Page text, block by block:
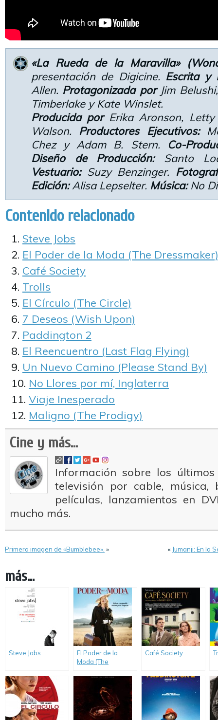
«La Rueda de la Maravilla»
presentación de Digicine. Escrita y
Allen. Protagonizada porJim
Timberlake y Kate Winslet.
Producida porErika Aronson,
Walson. Productores Ejecutivos:
Chez y Adam B. Stern.
Co-
Diseño de Producción:Santo
Vestuario:Suzy Benzinger.
Edición:Alisa Lepselter. Música:No
Contenido relacionado
Steve Jobs
El Poder de la Moda (The Dressmaker)
Café Society
Trolls
El Círculo (The Circle)
7 Deseos (Wish Upon)
Paddington 2
El Reencuentro (Last Flag Flying)
Un Nuevo Camino (Please Stand By)
No Llores por mí, Inglaterra
Viaje Inesperado
Maligno (The Prodigy)
Cine y más...
Información sobre los
televisión por cable, música,
películas, lanzamientos en
mucho más.
Primera imagen de «Bumblebee». » « Jumanji: En la
más...
Steve Jobs
El Poder de la
Moda (The
Café Society